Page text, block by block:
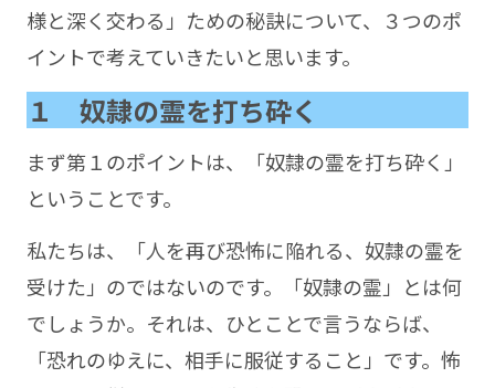
様と深く交わる」ための秘訣について、３つのポ
イントで考えていきたいと思います。
１ 奴隷の霊を打ち砕く
まず第１のポイントは、「奴隷の霊を打ち砕く」
ということです。
私たちは、「人を再び恐怖に陥れる、奴隷の霊を
受けた」のではないのです。「奴隷の霊」とは何
でしょうか。それは、ひとことで言うならば、
「恐れのゆえに、相手に服従すること」です。怖